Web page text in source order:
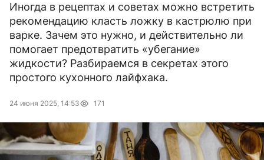
Иногда в рецептах и советах можно встретить
рекомендацию класть ложку в кастрюлю при
варке. Зачем это нужно, и действительно ли
помогает предотвратить «убегание»
жидкости? Разбираемся в секретах этого
простого кухонного лайфхака.
24 июня 2025, 14:53 171